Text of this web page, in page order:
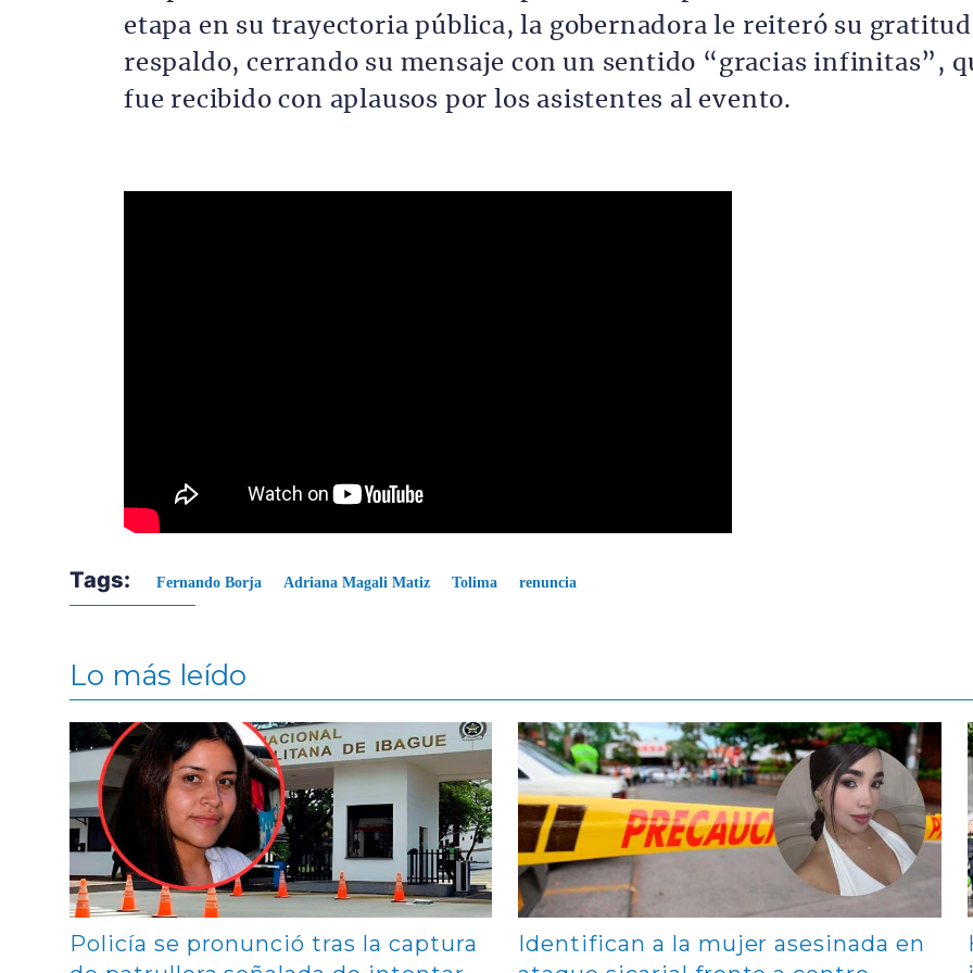
etapa en su trayectoria pública, la gobernadora le reiteró su
respaldo, cerrando su mensaje con un sentido “gracias infinitas”,
fue recibido con aplausos por los asistentes al evento.
Tags: Fernando Borja Adriana Magali Matiz Tolima renuncia
Lo más leído
Contenido multimedia principal
Policía se pronunció tras la captura
Contenido multimedia principal
Identifican a la mujer asesinada en